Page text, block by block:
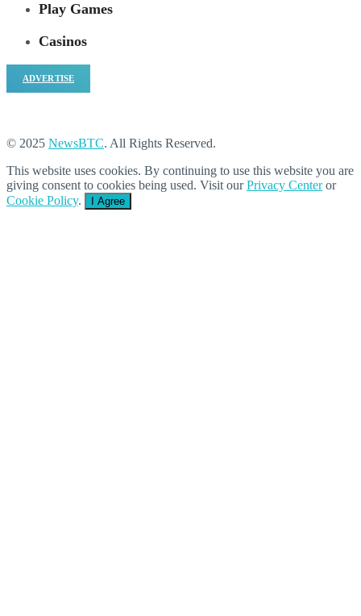
Play Games
Casinos
ADVERTISE
© 2025 NewsBTC. All Rights Reserved.
This website uses cookies. By continuing to use this website you are
giving consent to cookies being used. Visit ourPrivacy Centeror
Cookie Policy. I Agree